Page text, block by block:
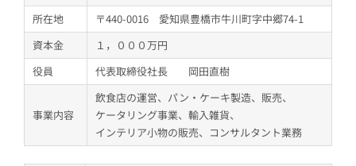
所在地
〒440-0016 愛知県豊橋市牛川町字中郷74-1
資本金
１，０００万円
役員
代表取締役社長 岡田直樹
事業内容
飲食店の運営、パン・ケーキ製造、販売、
ケータリング事業、輸入雑貨、
インテリア小物の販売、コンサルタント業務